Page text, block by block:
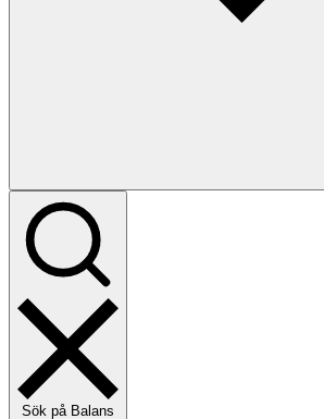
Sök på Balans